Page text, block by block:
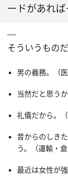
ードがあれば
そういうもの
男の義務。（
当然だと思う
礼儀だから。
昔からのしき
う。（運輸・
最近は女性が